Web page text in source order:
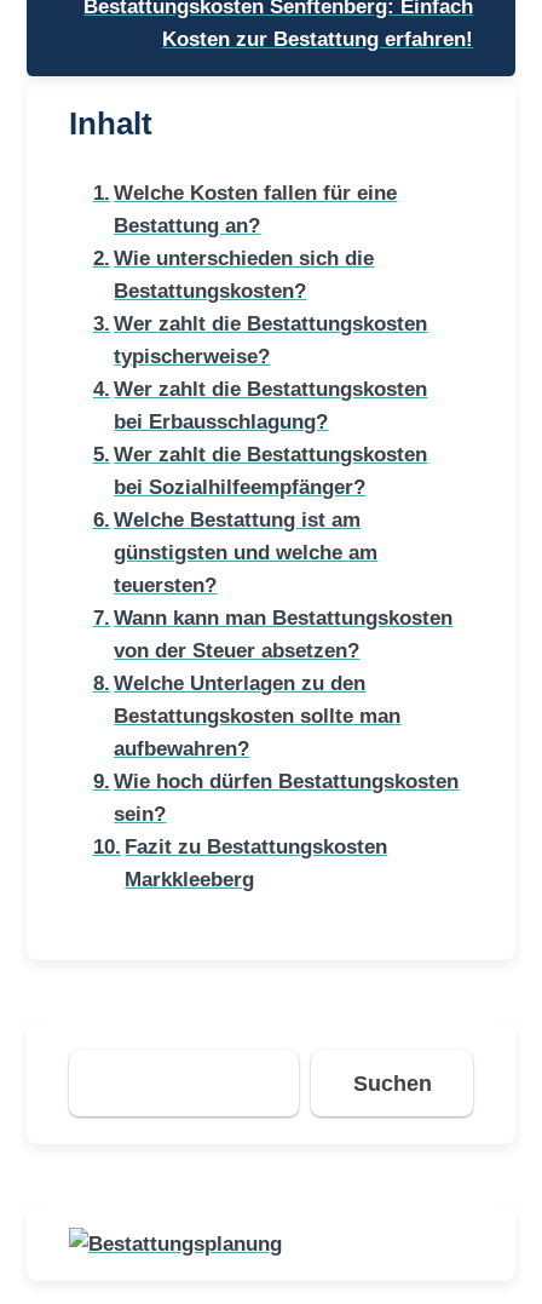
Bestattungskosten Senftenberg: Einfach
Kosten zur Bestattung erfahren!
Inhalt
Welche Kosten fallen für eine
Bestattung an?
Wie unterschieden sich die
Bestattungskosten?
Wer zahlt die Bestattungskosten
typischerweise?
Wer zahlt die Bestattungskosten
bei Erbausschlagung?
Wer zahlt die Bestattungskosten
bei Sozialhilfeempfänger?
Welche Bestattung ist am
günstigsten und welche am
teuersten?
Wann kann man Bestattungskosten
von der Steuer absetzen?
Welche Unterlagen zu den
Bestattungskosten sollte man
aufbewahren?
Wie hoch dürfen Bestattungskosten
sein?
Fazit zu Bestattungskosten
Markkleeberg
Suchen
Suchen